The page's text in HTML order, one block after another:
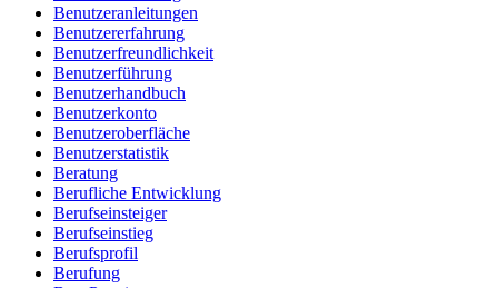
Benutzeranleitungen
Benutzererfahrung
Benutzerfreundlichkeit
Benutzerführung
Benutzerhandbuch
Benutzerkonto
Benutzeroberfläche
Benutzerstatistik
Beratung
Berufliche Entwicklung
Berufseinsteiger
Berufseinstieg
Berufsprofil
Berufung